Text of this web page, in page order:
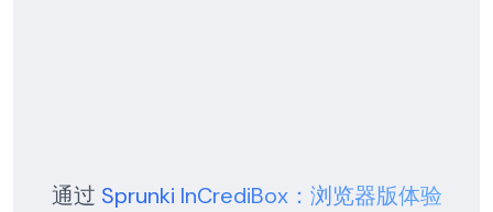
通过 Sprunki InCrediBox：浏览器版体验